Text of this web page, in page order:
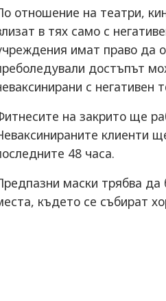
отношение на театри,
в тях само с
имат право да
достъпът
с негативен
на закрито ще
клиенти
48 часа.
маски трябва да
където се събират